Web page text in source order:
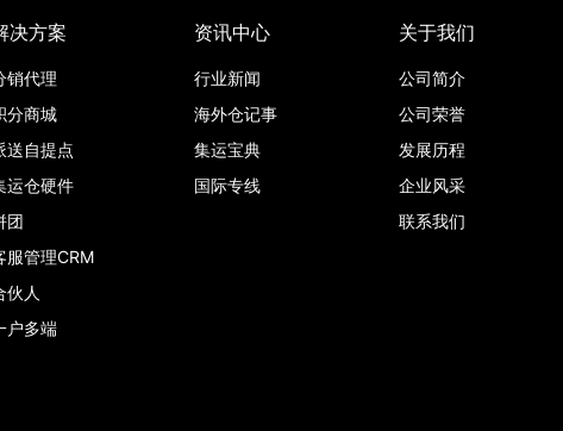
决方案
销代理
分商城
送自提点
运仓硬件
团
服管理CRM
伙人
户多端
资讯中心
行业新闻
海外仓记事
集运宝典
国际专线
关于我们
公司简介
公司荣誉
发展历程
企业风采
联系我们